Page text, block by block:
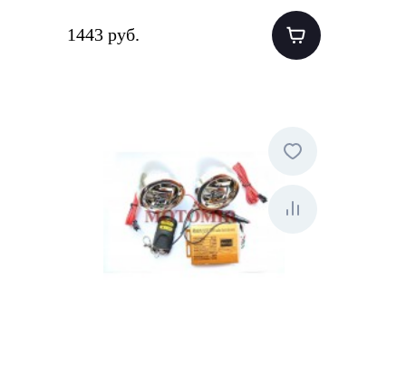
1443 руб.